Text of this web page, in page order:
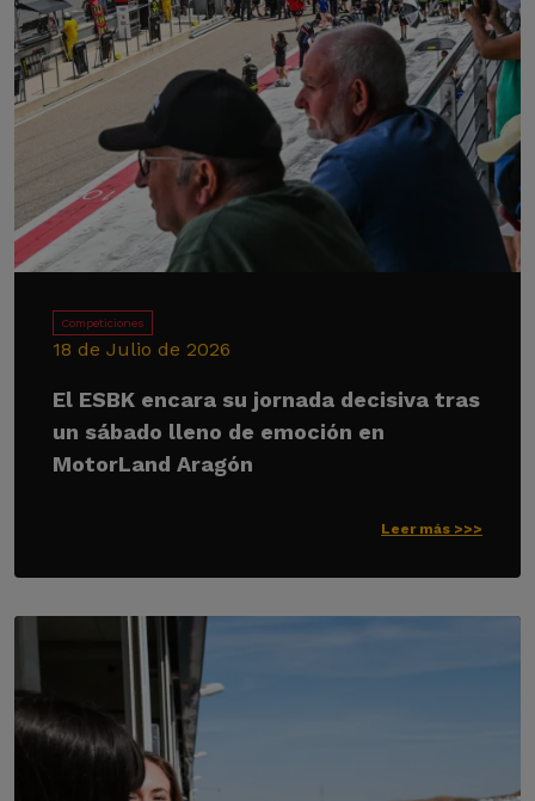
Competiciones
18 de Julio de 2026
El ESBK encara su jornada decisiva tras
un sábado lleno de emoción en
MotorLand Aragón
Leer más >>>